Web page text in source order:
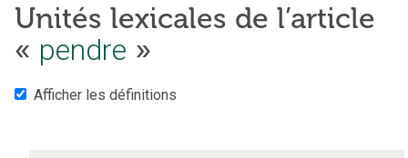
Unités lexicales de l’article
« pendre »
Afficher les définitions